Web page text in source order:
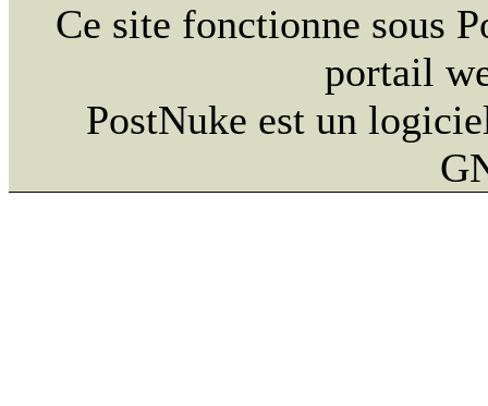
Ce site fonctionne sous
portail
PostNuke est un